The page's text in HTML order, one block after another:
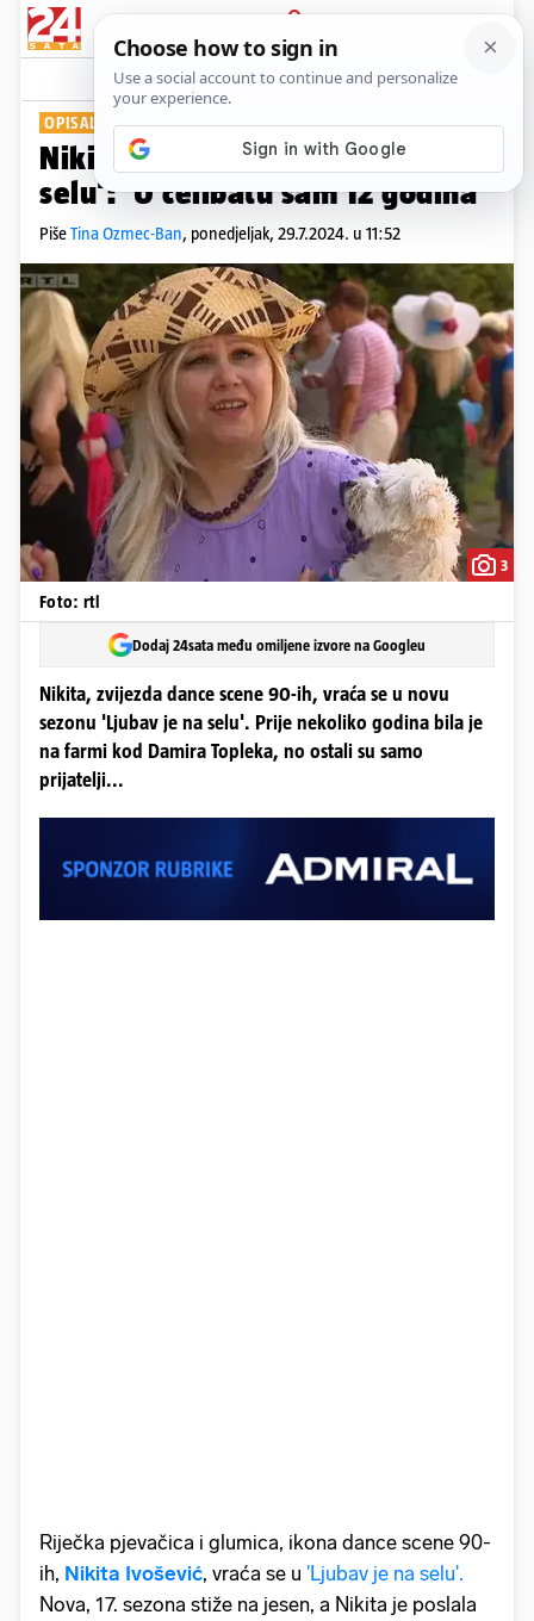
PRIJAVA
Show Komentari
OPISALA IDEALNOG MUŠKARCA
Nikita se vraća u 'Ljubav je na
selu': 'U celibatu sam 12 godina'
PišeTina Ozmec-Ban, ponedjeljak, 29.7.2024. u 11:52
3
Foto: rtl
Dodaj 24sata među omiljene izvore na Googleu
Nikita, zvijezda dance scene 90-ih, vraća se u novu
sezonu 'Ljubav je na selu'. Prije nekoliko godina bila je
na farmi kod Damira Topleka, no ostali su samo
prijatelji...
Riječka pjevačica i glumica, ikona dance scene 90-
ih, Nikita Ivošević, vraća se u 'Ljubav je na selu'.
Nova, 17. sezona stiže na jesen, a Nikita je poslala